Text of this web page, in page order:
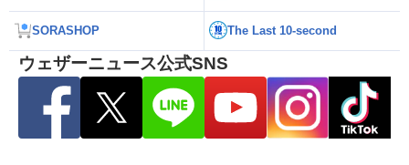
SORASHOP The Last 10-second
ウェザーニュース公式SNS